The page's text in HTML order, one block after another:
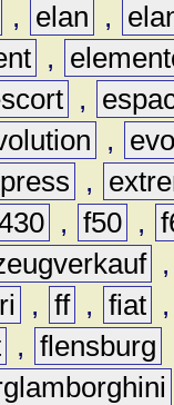
, elan ,
,
,
,
,
, f50 ,
, ff , fiat
, flensburg